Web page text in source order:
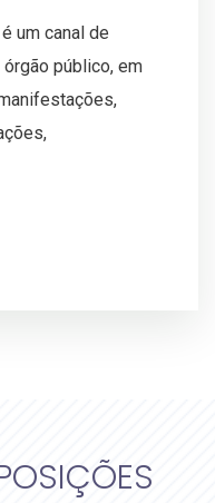
um canal de
público, em